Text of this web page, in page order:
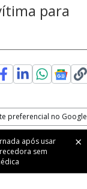
para
preferencial no Google
manter sua
do filho